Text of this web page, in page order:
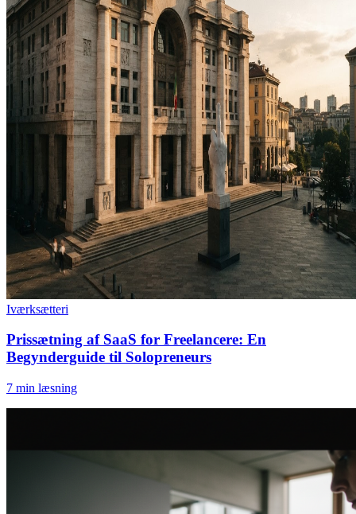
Iværksætteri
Prissætning af SaaS for Freelancere: En
Begynderguide til Solopreneurs
7 min læsning